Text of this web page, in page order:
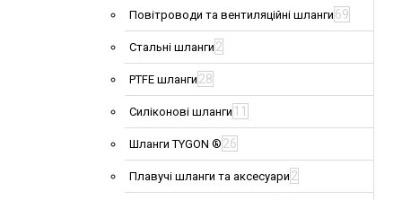
Повітроводи та вентиляційні шланги 69
Стальні шланги 2
PTFE шланги 28
Силіконові шланги 11
Шланги TYGON ® 26
Плавучі шланги та аксесуари 2